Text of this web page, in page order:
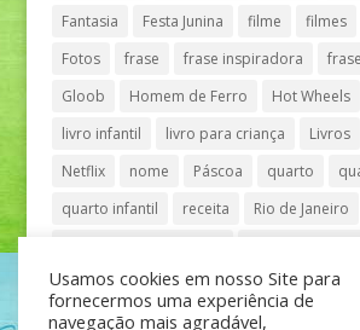
Fantasia
Festa Junina filme filmes
Fotos
frase frase inspiradora
Gloob
Homem de Ferro Hot Wheels
livro infantil
livro para criança Livros
Netflix
nome Páscoa quarto
quarto infantil
receita
Rio de Janeiro
Shopping Vila
São Paulo
teatro tênis
Usamos cookies em nosso Site para
fornecermos uma experiência de
navegação mais agradável,